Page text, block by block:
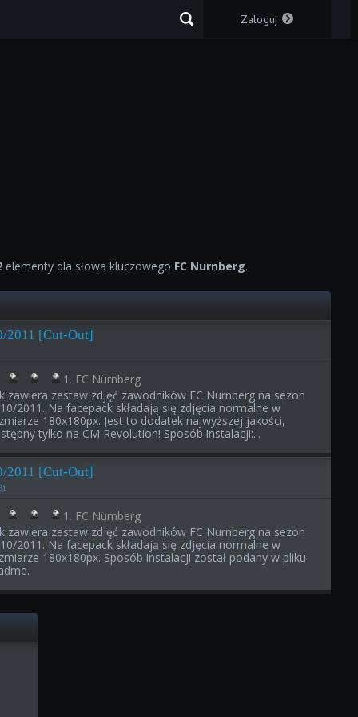
Zaloguj
elementy dla słowa kluczowego FC Nurnberg.
2011 [Cut-Out]
1. FC Nürnberg
zawiera zestaw zdjęć zawodników FC Nurnberg na sezon
2011. Na facepack składają się zdjęcia normalne w
180x180px. Jest to dodatek najwyższej jakości,
tylko na CM Revolution! Sposób instalacji:...
2011 [Cut-Out]
1. FC Nürnberg
zawiera zestaw zdjęć zawodników FC Nurnberg na sezon
2011. Na facepack składają się zdjęcia normalne w
180x180px. Sposób instalacji został podany w pliku